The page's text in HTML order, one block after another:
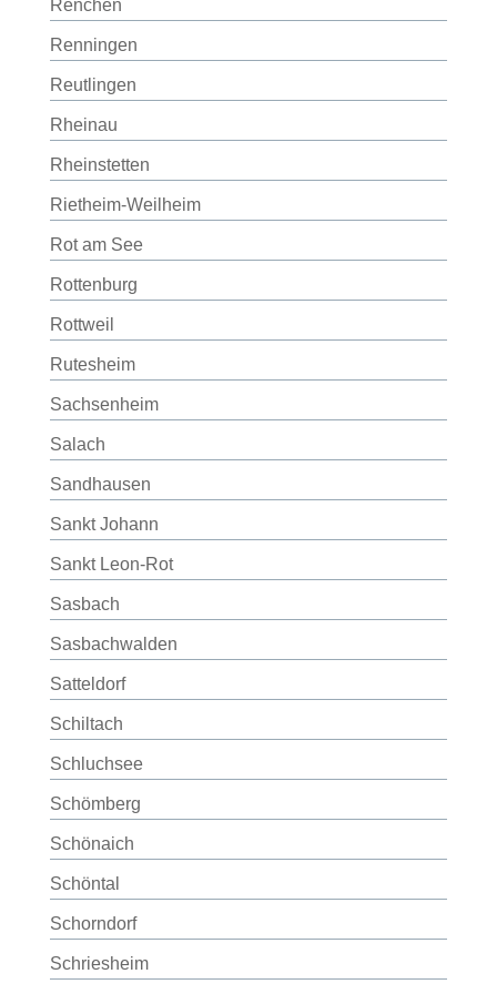
Renchen
Renningen
Reutlingen
Rheinau
Rheinstetten
Rietheim-Weilheim
Rot am See
Rottenburg
Rottweil
Rutesheim
Sachsenheim
Salach
Sandhausen
Sankt Johann
Sankt Leon-Rot
Sasbach
Sasbachwalden
Satteldorf
Schiltach
Schluchsee
Schömberg
Schönaich
Schöntal
Schorndorf
Schriesheim